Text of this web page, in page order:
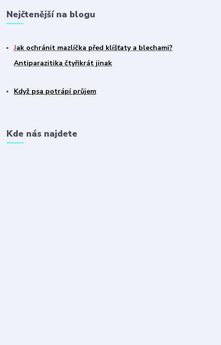
Nejčtenější na blogu
Jak ochránit mazlíčka před klíšťaty a blechami?
Antiparazitika čtyřikrát jinak
Když psa potrápí průjem
Kde nás najdete